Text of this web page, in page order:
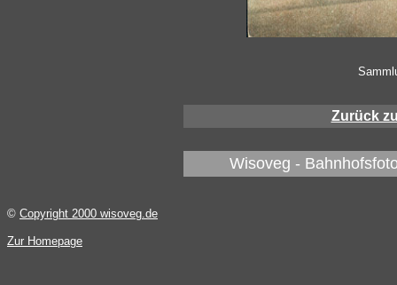
Zurück
Wisoveg -
© Copyright 2000 wisoveg.de
Zur Homepage